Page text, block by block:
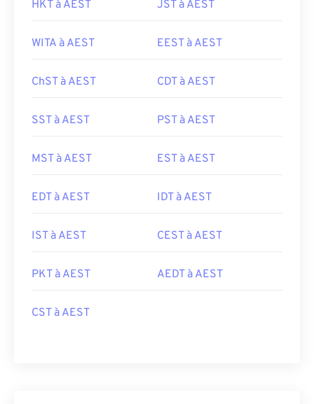
HKT à AEST JST à AEST
WITA à AEST EEST à AEST
ChST à AEST CDT à AEST
SST à AEST PST à AEST
MST à AEST EST à AEST
EDT à AEST IDT à AEST
IST à AEST CEST à AEST
PKT à AEST AEDT à AEST
CST à AEST